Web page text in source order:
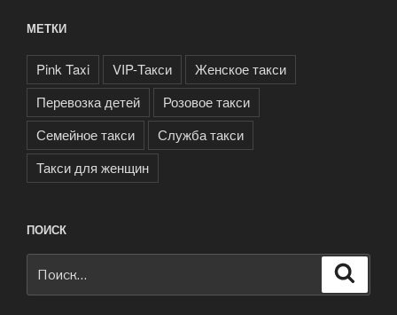
МЕТКИ
Pink Taxi VIP-Такси
Женское такси
Перевозка детей
Розовое такси
Семейное такси
Служба такси
Такси для женщин
ПОИСК